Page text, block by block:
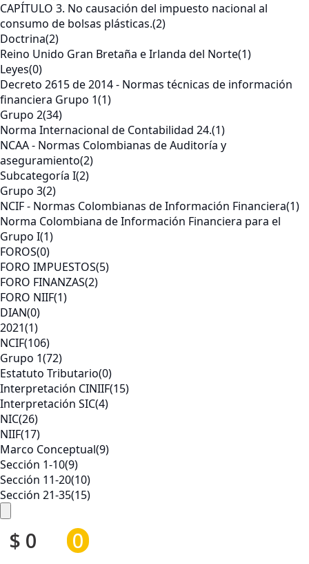
CAPÍTULO 3. No causación del impuesto nacional al
consumo de bolsas plásticas.(2)
Doctrina(2)
Reino Unido Gran Bretaña e Irlanda del Norte(1)
Leyes(0)
Decreto 2615 de 2014 - Normas técnicas de información
financiera Grupo 1(1)
Grupo 2(34)
Norma Internacional de Contabilidad 24.(1)
NCAA - Normas Colombianas de Auditoría y
aseguramiento(2)
Subcategoría I(2)
Grupo 3(2)
NCIF - Normas Colombianas de Información Financiera(1)
Norma Colombiana de Información Financiera para el
Grupo I(1)
FOROS(0)
FORO IMPUESTOS(5)
FORO FINANZAS(2)
FORO NIIF(1)
DIAN(0)
2021(1)
NCIF(106)
Grupo 1(72)
Estatuto Tributario(0)
Interpretación CINIIF(15)
Interpretación SIC(4)
NIC(26)
NIIF(17)
Marco Conceptual(9)
Sección 1-10(9)
Sección 11-20(10)
Sección 21-35(15)
$ 0 0